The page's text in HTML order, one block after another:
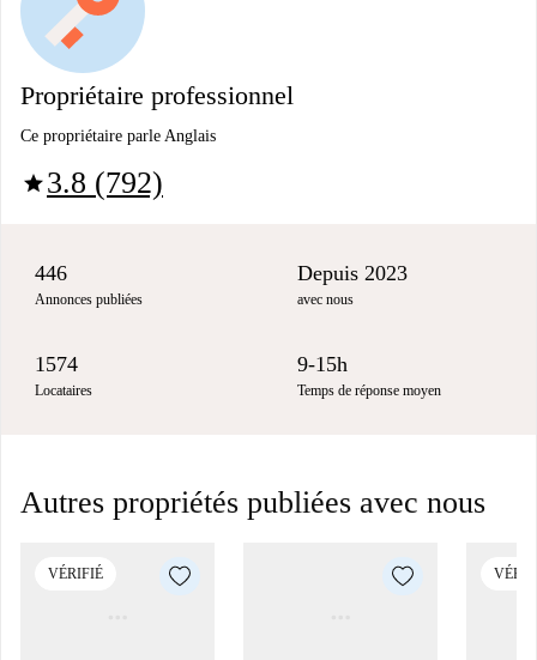
Propriétaire professionnel
Ce propriétaire parle Anglais
star3.8 (792)
446
Annonces publiées
Depuis 2023
avec nous
1574
Locataires
9-15h
Temps de réponse moyen
Autres propriétés publiées avec nous
VÉRIFIÉ